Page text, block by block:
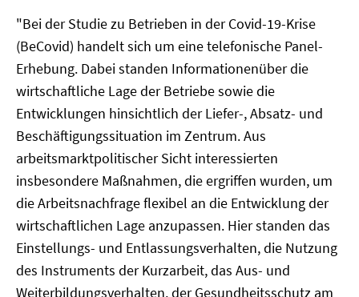
"Bei der Studie zu Betrieben in der Covid-19-Krise
(BeCovid) handelt sich um eine telefonische Panel-
Erhebung. Dabei standen Informationenüber die
wirtschaftliche Lage der Betriebe sowie die
Entwicklungen hinsichtlich der Liefer-, Absatz- und
Beschäftigungssituation im Zentrum. Aus
arbeitsmarktpolitischer Sicht interessierten
insbesondere Maßnahmen, die ergriffen wurden, um
die Arbeitsnachfrage flexibel an die Entwicklung der
wirtschaftlichen Lage anzupassen. Hier standen das
Einstellungs- und Entlassungsverhalten, die Nutzung
des Instruments der Kurzarbeit, das Aus- und
Weiterbildungsverhalten, der Gesundheitsschutz am